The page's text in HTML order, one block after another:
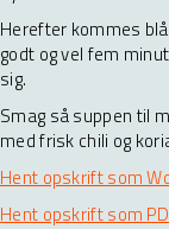
Herefter kommes
godt og vel fem
sig.
Smag så suppen til
med frisk chili og
Hent opskrift som
Hent opskrift som